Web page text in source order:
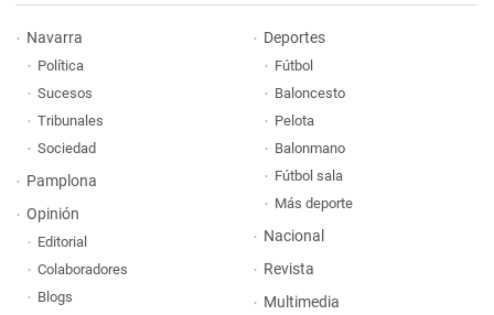
Navarra
Política
Sucesos
Tribunales
Sociedad
Pamplona
Opinión
Editorial
Colaboradores
Blogs
Deportes
Fútbol
Baloncesto
Pelota
Balonmano
Fútbol sala
Más deporte
Nacional
Revista
Multimedia